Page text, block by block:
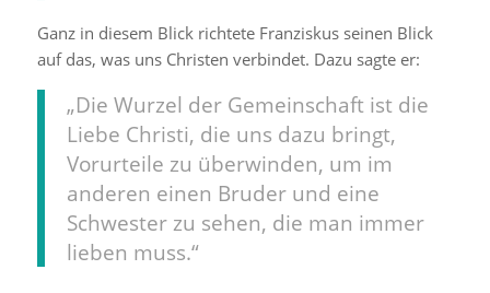
Ganz in diesem Blick richtete Franziskus seinen Blick
auf das, was uns Christen verbindet. Dazu sagte er:
„Die Wurzel der Gemeinschaft ist die
Liebe Christi, die uns dazu bringt,
Vorurteile zu überwinden, um im
anderen einen Bruder und eine
Schwester zu sehen, die man immer
lieben muss.“